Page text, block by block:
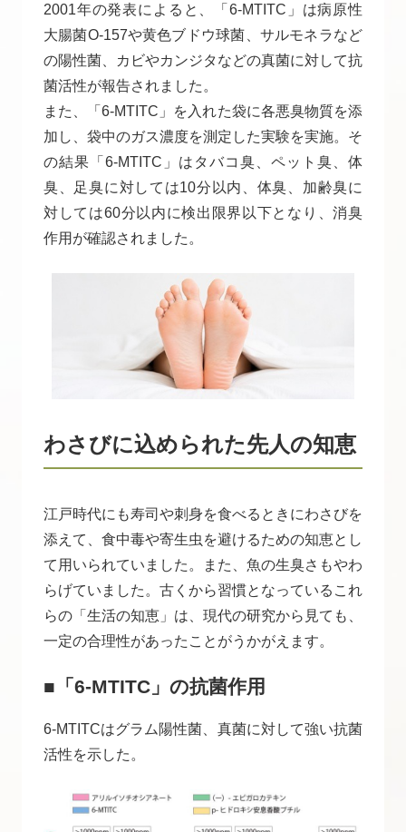
2001年の発表によると、「6-MTITC」は病原性
大腸菌O-157や黄色ブドウ球菌、サルモネラなど
の陽性菌、カビやカンジタなどの真菌に対して抗
菌活性が報告されました。
また、「6-MTITC」を入れた袋に各悪臭物質を添
加し、袋中のガス濃度を測定した実験を実施。そ
の結果「6-MTITC」はタバコ臭、ペット臭、体
臭、足臭に対しては10分以内、体臭、加齢臭に
対しては60分以内に検出限界以下となり、消臭
作用が確認されました。
わさびに込められた先人の知恵
江戸時代にも寿司や刺身を食べるときにわさびを
添えて、食中毒や寄生虫を避けるための知恵とし
て用いられていました。また、魚の生臭さもやわ
らげていました。古くから習慣となっているこれ
らの「生活の知恵」は、現代の研究から見ても、
一定の合理性があったことがうかがえます。
■「6-MTITC」の抗菌作用
6-MTITCはグラム陽性菌、真菌に対して強い抗菌
活性を示した。